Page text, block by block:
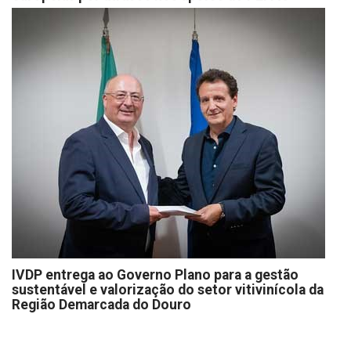
IVDP entrega ao Governo Plano para a gestão
sustentável e valorização do setor vitivinícola da
Região Demarcada do Douro